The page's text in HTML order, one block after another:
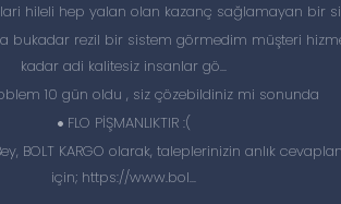
hileli hep yalan olan kazanç sağlamayan bir
bukadar rezil bir sistem görmedim müşteri
kadar adi kalitesiz insanlar gö...
10 gün oldu , siz çözebildiniz mi sonunda
FLO PİŞMANLIKTIR :(
BOLT KARGO olarak, taleplerinizin anlık
için; https://www.bol...